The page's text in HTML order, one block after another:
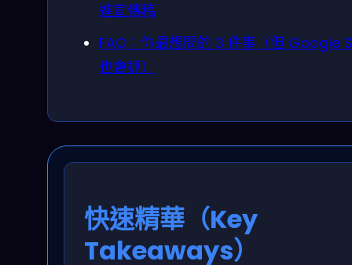
進宣傳稿
FAQ：你最想問的 3 件事（但 Google
也會抓）
快速精華（Key
Takeaways）